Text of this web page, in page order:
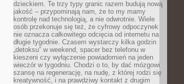
dzieckiem. Te trzy typy granic razem budują nową
jakość – przypominają nam, że to my mamy
kontrolę nad technologią, a nie odwrotnie. Wiele
osób przekonuje się też, że cyfrowy odpoczynek
nie oznacza całkowitego odcięcia od internetu na
długie tygodnie. Czasem wystarczy kilka godzin
„detoksu” w weekend, spacer bez telefonu w
kieszeni czy wyłączenie powiadomień na jeden
wieczór w tygodniu. Chodzi o to, by dać mózgowi
szansę na regenerację, na nudę, z której rodzi się
kreatywność, i na prawdziwy kontakt z drugim